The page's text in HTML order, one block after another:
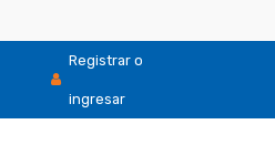
Registrar o
ingresar